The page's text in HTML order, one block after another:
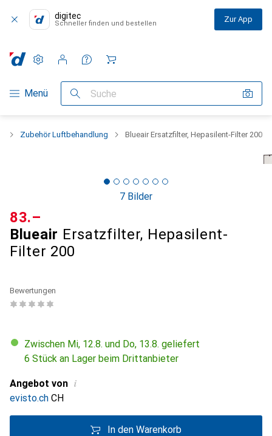
digitec
Schneller finden und bestellen Zur App
Navigation nach Kategorien
Menü Suche
Einstellungen
Kundenkonto
Vergleichslisten
Merklisten
Warenkorb
Zubehör Luftbehandlung Blueair Ersatzfilter, Hepasilent-Filter 200
7 Bilder
Blueair Ersatzfilter, Hepasilent-
Filter 200
CHF
83.–
Bewertungen
Zwischen Mi, 12.8. und Do, 13.8. geliefert
6 Stück an Lager beim Drittanbieter
Angebot von i
evisto.ch CH
In den Warenkorb